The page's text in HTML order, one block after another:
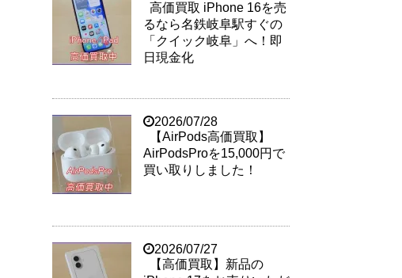
高価買取 iPhone 16を売
るなら名鉄岐阜駅すぐの
「クイック岐阜」へ！即
日現金化
2026/07/28
【AirPods高価買取】
AirPodsProを15,000円で
買い取りしました！
2026/07/27
【高価買取】新品の